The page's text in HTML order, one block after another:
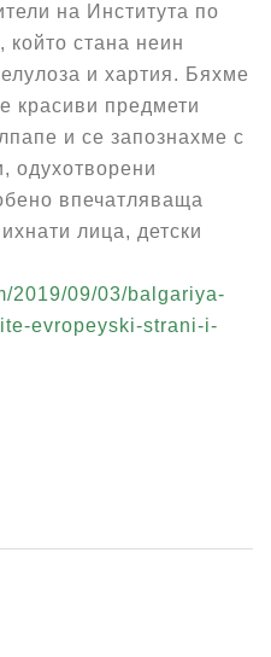
на Института по
стана неин
и хартия. Бяхме
красиви предмети
и се запознахме с
одухотворени
впечатляваща
лица, детски
2019/09/03/balgariya-
evropeyski-strani-i-